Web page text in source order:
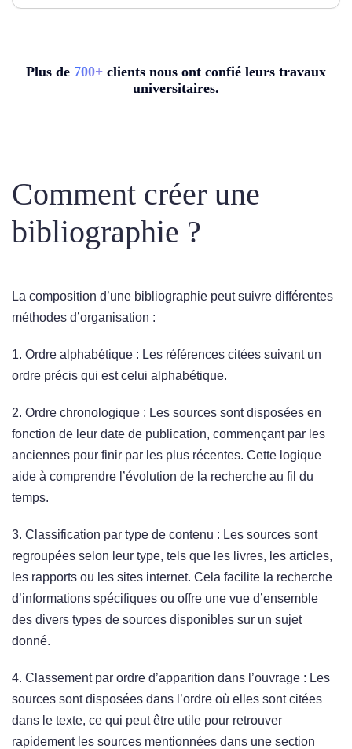
Plus de 700+ clients nous ont confié leurs travaux
universitaires.
Comment créer une
bibliographie ?
La composition d’une bibliographie peut suivre différentes
méthodes d’organisation :
1. Ordre alphabétique : Les références citées suivant un
ordre précis qui est celui alphabétique.
2. Ordre chronologique : Les sources sont disposées en
fonction de leur date de publication, commençant par les
anciennes pour finir par les plus récentes. Cette logique
aide à comprendre l’évolution de la recherche au fil du
temps.
3. Classification par type de contenu : Les sources sont
regroupées selon leur type, tels que les livres, les articles,
les rapports ou les sites internet. Cela facilite la recherche
d’informations spécifiques ou offre une vue d’ensemble
des divers types de sources disponibles sur un sujet
donné.
4. Classement par ordre d’apparition dans l’ouvrage : Les
sources sont disposées dans l’ordre où elles sont citées
dans le texte, ce qui peut être utile pour retrouver
rapidement les sources mentionnées dans une section